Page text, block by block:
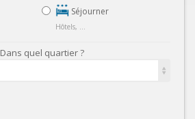
Séjourner
Hôtels, ...
Dans quel quartier ?